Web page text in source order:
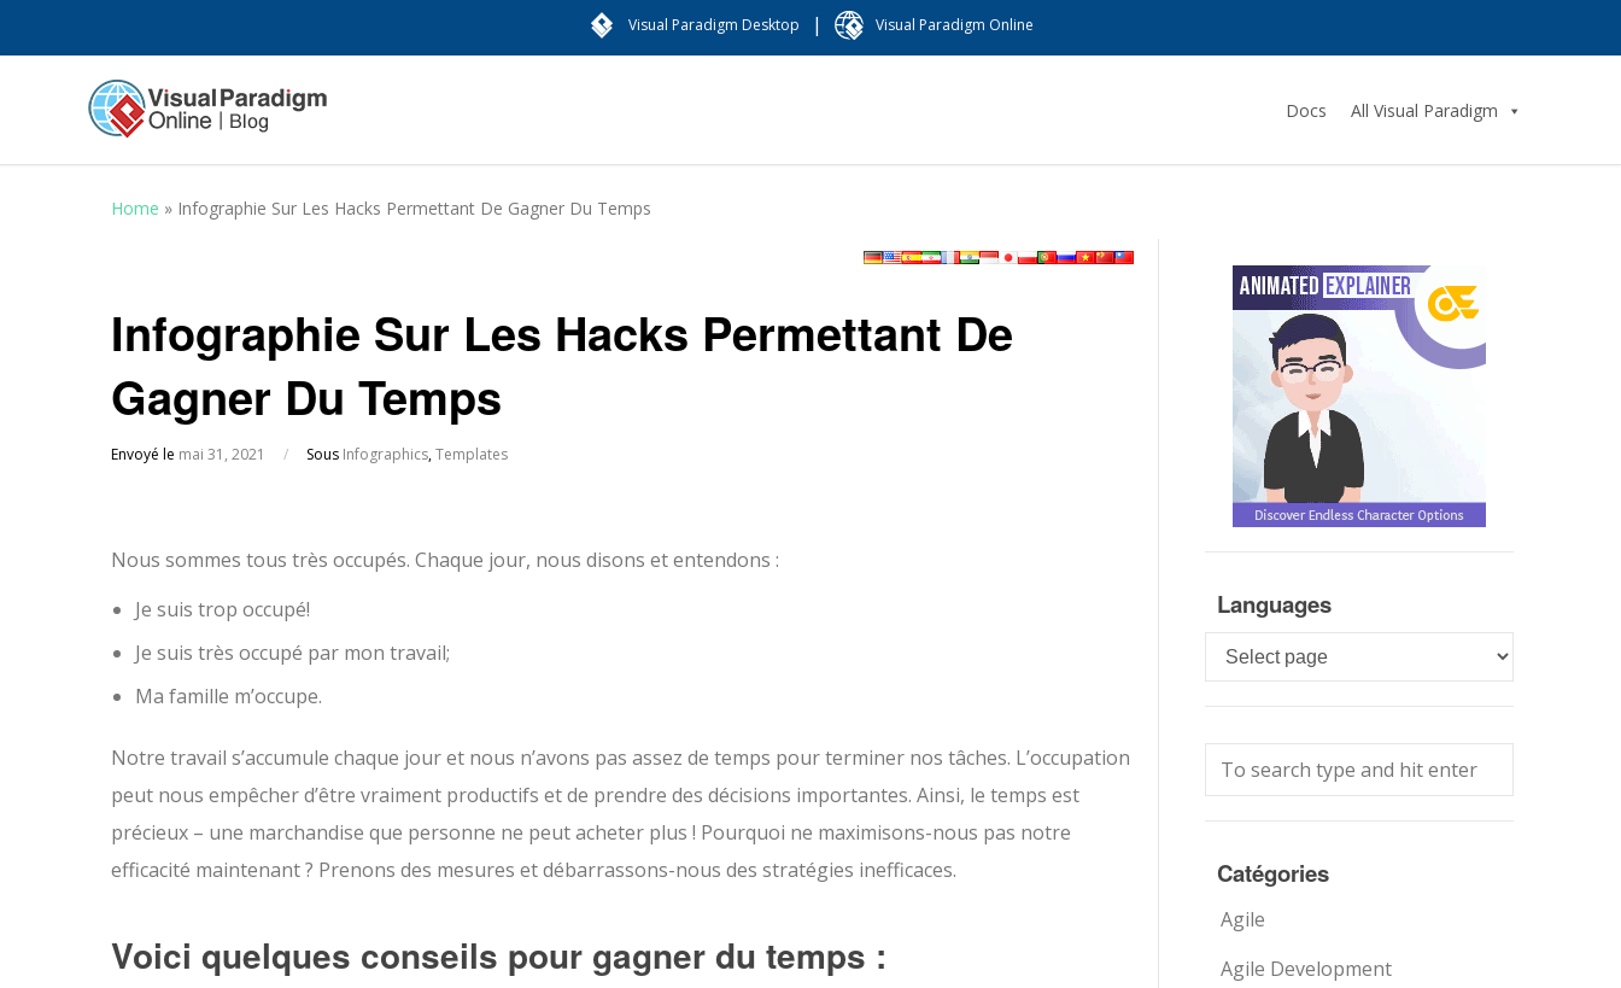
Visual Paradigm Desktop | Visual Paradigm Online
Docs All Visual Paradigm
Home » Infographie Sur Les Hacks Permettant De Gagner Du Temps
Infographie Sur Les Hacks Permettant De
Gagner Du Temps
Envoyé le mai 31, 2021 / Sous Infographics,Templates
Nous sommes tous très occupés. Chaque jour, nous disons et entendons :
Je suis trop occupé!
Je suis très occupé par mon travail;
Ma famille m’occupe.
Notre travail s’accumule chaque jour et nous n’avons pas assez de temps pour terminer nos tâches. L’occupation
peut nous empêcher d’être vraiment productifs et de prendre des décisions importantes. Ainsi, le temps est
précieux – une marchandise que personne ne peut acheter plus ! Pourquoi ne maximisons-nous pas notre
efficacité maintenant ? Prenons des mesures et débarrassons-nous des stratégies inefficaces.
Voici quelques conseils pour gagner du temps :
Languages
Languages
Catégories
Agile
Agile Development